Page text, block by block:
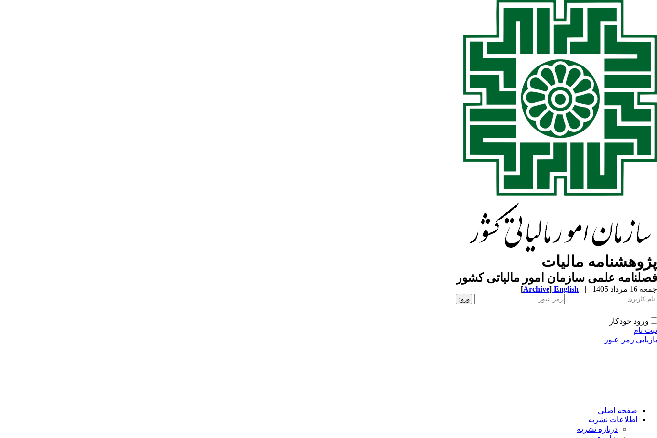
پژوهشنامه مالیات
فصلنامه علمی سازمان امور مالیاتی کشور
جمعه 16 مرداد 1405 |
English
[Archive]
ورود خودکار
ثبت نام
بازیابی رمز عبور
صفحه اصلی
اطلاعات نشریه
درباره نشریه